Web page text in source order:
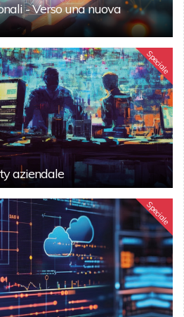
- Verso una nuova
Speciale
aziendale
Speciale